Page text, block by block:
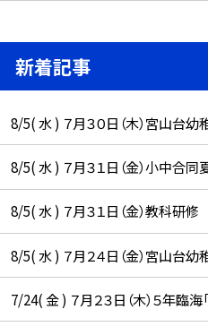
新着記事
8/5( 水 ) ７月３０日（木）宮山台
8/5( 水 ) ７月３１日（金）小中合同
8/5( 水 ) ７月３１日（金）教科研修
8/5( 水 ) ７月２４日（金）宮山台
7/24( 金 ) ７月２３日（木）５年臨